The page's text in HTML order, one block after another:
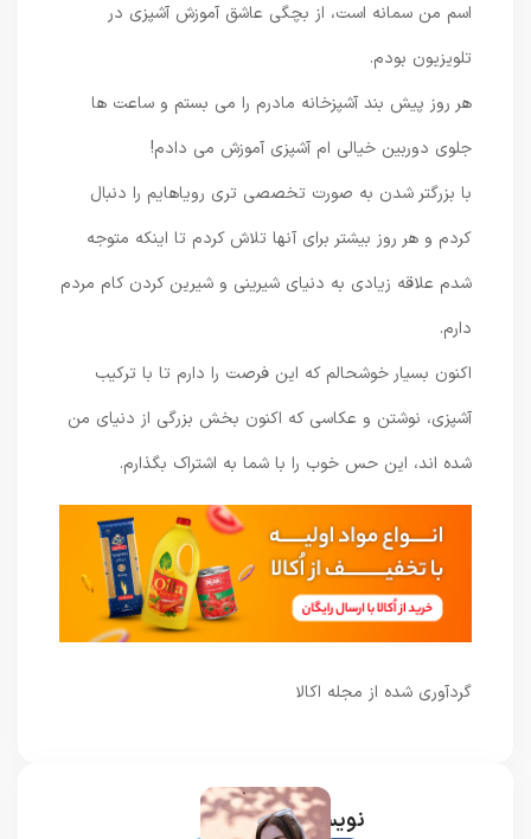
اسم من سمانه است، از بچگی عاشق آموزش آشپزی در
تلویزیون بودم.
هر روز پیش بند آشپزخانه مادرم را می بستم و ساعت ها
جلوی دوربین خیالی ام آشپزی آموزش می دادم!
با بزرگتر شدن به صورت تخصصی تری رویاهایم را دنبال
کردم و هر روز بیشتر برای آنها تلاش کردم تا اینکه متوجه
شدم علاقه زیادی به دنیای شیرینی و شیرین کردن کام مردم
اکنون بسیار خوشحالم که این فرصت را دارم تا با ترکیب
آشپزی، نوشتن و عکاسی که اکنون بخش بزرگی از دنیای من
شده اند، این حس خوب را با شما به اشتراک بگذارم.
گردآوری شده از مجله اکالا
نویسنده و خبرنگار